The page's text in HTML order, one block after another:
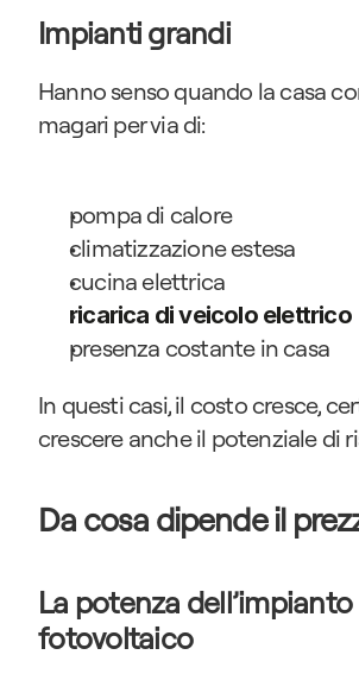
Impianti grandi
Hanno senso quando la casa
magari per via di:
pompa di calore
climatizzazione estesa
cucina elettrica
ricarica di veicolo elettrico
presenza costante in casa
In questi casi, il costo cresce,
crescere anche il potenziale di
Da cosa dipende il
La potenza dell’impianto
fotovoltaico